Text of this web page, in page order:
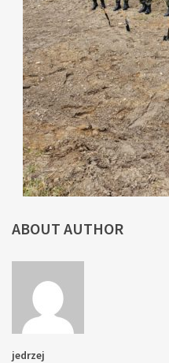
ABOUT AUTHOR
jedrzej